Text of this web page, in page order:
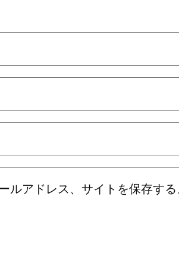
ルアドレス、サイトを保存す